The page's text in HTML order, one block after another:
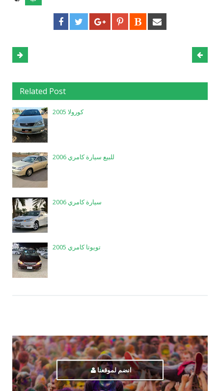
Related Post
كورولا 2005
للبيع سيارة كامري 2006
سيارة كامري 2006
تويوتا كامري 2005
انضم لموقعنا